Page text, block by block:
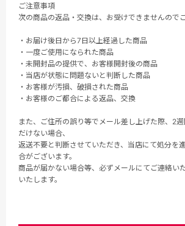
ご注意事項
次の商品の返品・交換は、お受けできませんので
・お届け後日から7日以上経過した商品
・一度ご使用になられた商品
・未開封品の提供で、お客様開封後の商品
・当店が状態に問題ないと判断した商品
・お客様が汚損、破損された商品
・お客様のご都合による返品、交換
また、ご住所の誤り等でメール差し上げた際、2
だけない場合、
返送不要と判断させていただき、当店にて処分を
合がございます。
商品が届かない場合等、必ずメールにてご連絡い
いたします。